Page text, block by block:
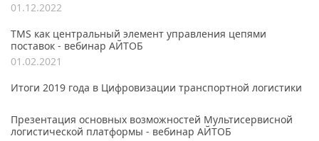
01.12.2022
TMS как центральный элемент управления цепями
поставок - вебинар АЙТОБ
01.02.2021
Итоги 2019 года в Цифровизации транспортной логистики
Презентация основных возможностей Мультисервисной
логистической платформы - вебинар АЙТОБ